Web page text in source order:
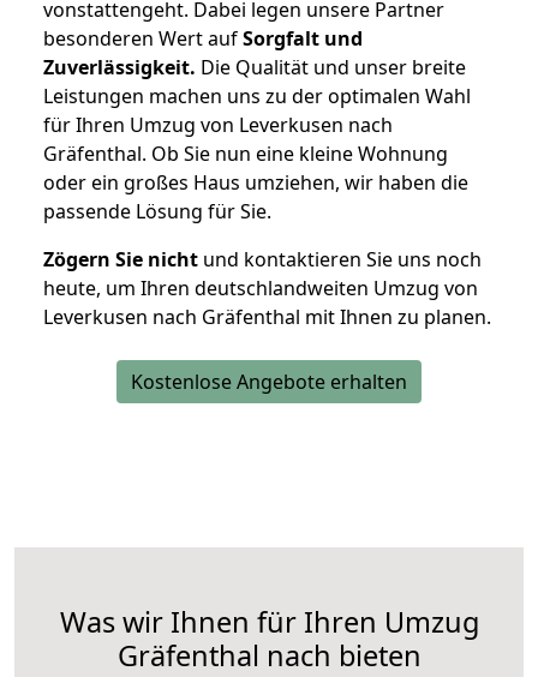
vonstattengeht. Dabei legen unsere Partner
besonderen Wert aufSorgfalt und
Zuverlässigkeit. Die Qualität und unser breite
Leistungen machen uns zu der optimalen Wahl
für Ihren Umzug von Leverkusen nach
Gräfenthal. Ob Sie nun eine kleine Wohnung
oder ein großes Haus umziehen, wir haben die
passende Lösung für Sie.
Zögern Sie nicht und kontaktieren Sie uns noch
heute, um Ihren deutschlandweiten Umzug von
Leverkusen nach Gräfenthal mit Ihnen zu planen.
Kostenlose Angebote erhalten
Was wir Ihnen für Ihren Umzug
Gräfenthal nach bieten